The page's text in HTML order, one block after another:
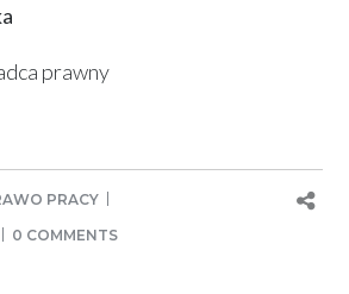
prawny
PRACY
0 COMMENTS